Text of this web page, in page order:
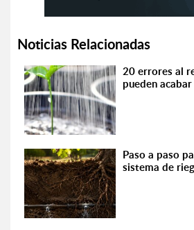
Noticias Relacionadas
20 errores al
pueden
Paso a paso
sistema de